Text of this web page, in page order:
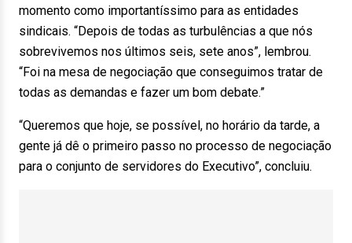
momento como importantíssimo para as entidades
sindicais. “Depois de todas as turbulências a que nós
sobrevivemos nos últimos seis, sete anos”, lembrou.
“Foi na mesa de negociação que conseguimos tratar de
todas as demandas e fazer um bom debate.”
“Queremos que hoje, se possível, no horário da tarde, a
gente já dê o primeiro passo no processo de negociação
para o conjunto de servidores do Executivo”, concluiu.